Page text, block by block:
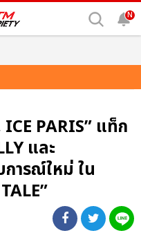
N
ICE PARIS” แท็ก
และ
การณ์ใหม่ ใน